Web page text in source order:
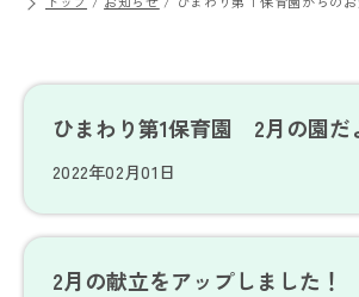
ひまわり第1保育園 2月の園だ
2022年02月01日
2月の献立をアップしました！